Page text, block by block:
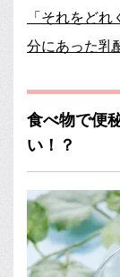
「それをどれ
分にあった乳
食べ物で便
い！？